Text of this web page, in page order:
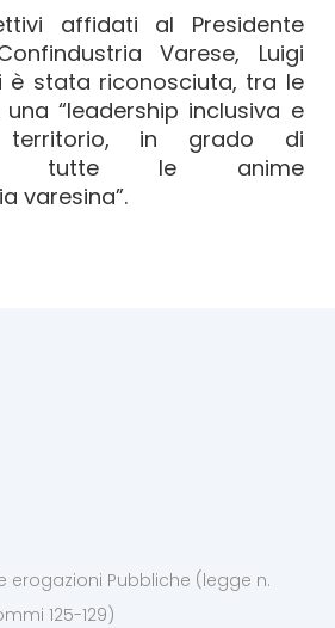
affidati al Presidente
Varese, Luigi
è stata riconosciuta, tra le
“leadership inclusiva e
in grado di
tutte le anime
varesina”.
erogazioni Pubbliche (legge n.
125-129)